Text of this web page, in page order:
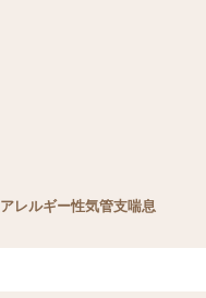
アレルギー性気管支喘息